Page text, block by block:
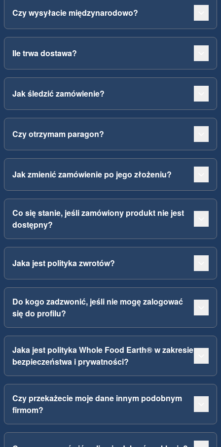
Czy wysyłacie międzynarodowo?
Ile trwa dostawa?
Jak śledzić zamówienie?
Czy otrzymam paragon?
Jak zmienić zamówienie po jego złożeniu?
Co się stanie, jeśli zamówiony produkt nie jest
dostępny?
Jaka jest polityka zwrotów?
Do kogo zadzwonić, jeśli nie mogę zalogować
się do profilu?
Jaka jest polityka Whole Food Earth® w zakresie
bezpieczeństwa i prywatności?
Czy przekażecie moje dane innym podobnym
firmom?